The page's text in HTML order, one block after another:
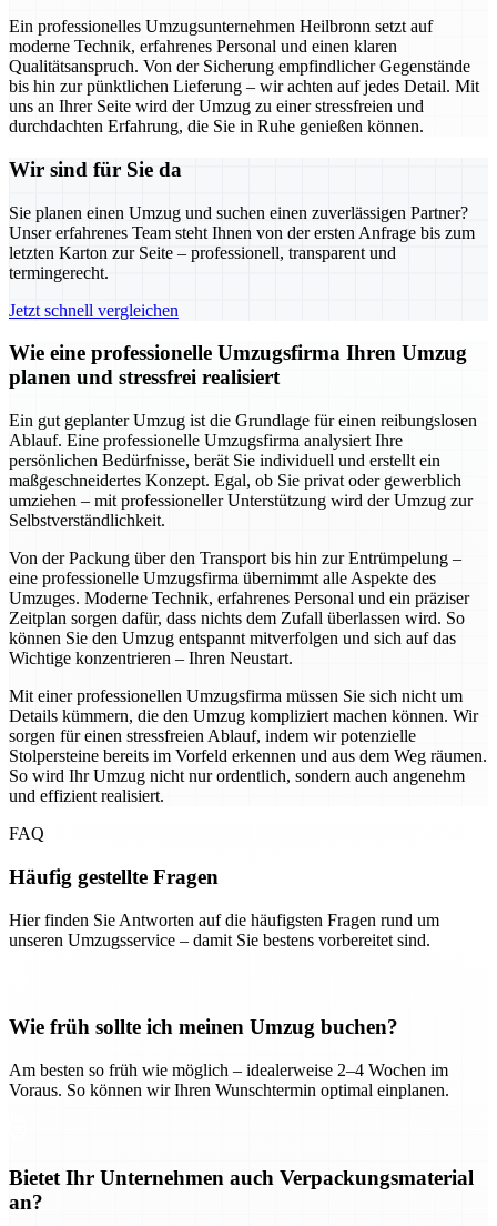
Ein professionelles Umzugsunternehmen Heilbronn setzt auf
moderne Technik, erfahrenes Personal und einen klaren
Qualitätsanspruch. Von der Sicherung empfindlicher Gegenstände
bis hin zur pünktlichen Lieferung – wir achten auf jedes Detail. Mit
uns an Ihrer Seite wird der Umzug zu einer stressfreien und
durchdachten Erfahrung, die Sie in Ruhe genießen können.
Wir sind für Sie da
Sie planen einen Umzug und suchen einen zuverlässigen Partner?
Unser erfahrenes Team steht Ihnen von der ersten Anfrage bis zum
letzten Karton zur Seite – professionell, transparent und
termingerecht.
Jetzt schnell vergleichen
Wie eine professionelle Umzugsfirma Ihren Umzug
planen und stressfrei realisiert
Ein gut geplanter Umzug ist die Grundlage für einen reibungslosen
Ablauf. Eine professionelle Umzugsfirma analysiert Ihre
persönlichen Bedürfnisse, berät Sie individuell und erstellt ein
maßgeschneidertes Konzept. Egal, ob Sie privat oder gewerblich
umziehen – mit professioneller Unterstützung wird der Umzug zur
Selbstverständlichkeit.
Von der Packung über den Transport bis hin zur Entrümpelung –
eine professionelle Umzugsfirma übernimmt alle Aspekte des
Umzuges. Moderne Technik, erfahrenes Personal und ein präziser
Zeitplan sorgen dafür, dass nichts dem Zufall überlassen wird. So
können Sie den Umzug entspannt mitverfolgen und sich auf das
Wichtige konzentrieren – Ihren Neustart.
Mit einer professionellen Umzugsfirma müssen Sie sich nicht um
Details kümmern, die den Umzug kompliziert machen können. Wir
sorgen für einen stressfreien Ablauf, indem wir potenzielle
Stolpersteine bereits im Vorfeld erkennen und aus dem Weg räumen.
So wird Ihr Umzug nicht nur ordentlich, sondern auch angenehm
und effizient realisiert.
FAQ
Häufig gestellte Fragen
Hier finden Sie Antworten auf die häufigsten Fragen rund um
unseren Umzugsservice – damit Sie bestens vorbereitet sind.
Wie früh sollte ich meinen Umzug buchen?
Am besten so früh wie möglich – idealerweise 2–4 Wochen im
Voraus. So können wir Ihren Wunschtermin optimal einplanen.
Bietet Ihr Unternehmen auch Verpackungsmaterial
an?